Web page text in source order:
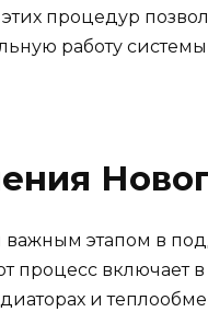
процедур
работу
важным этапом в
процесс включает
и